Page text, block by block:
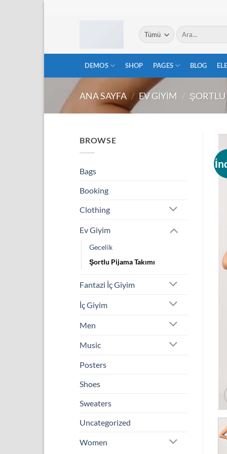
Ara:
DEMOS SHOP PAGES BLOG
ANA SAYFA / EV GIYIM /
BROWSE
Bags
Booking
Clothing
Ev Giyim
Gecelik
Şortlu Pijama Takımı
Fantazi İç Giyim
İç Giyim
Men
Music
Posters
Shoes
Sweaters
Uncategorized
Women